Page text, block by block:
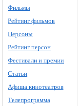
Фильмы
Рейтинг фильмов
Персоны
Рейтинг персон
Фестивали и премии
Статьи
Афиша кинотеатров
Телепрограмма